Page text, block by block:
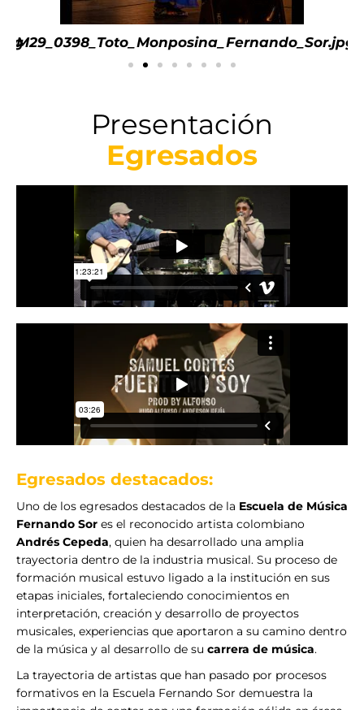
andres-cepeda-musica-y-audio.jpg
Presentación
Egresados
Egresados destacados:
Uno de los egresados destacados de la Escuela de Música
Fernando Sor es el reconocido artista colombiano
Andrés Cepeda, quien ha desarrollado una amplia
trayectoria dentro de la industria musical. Su proceso de
formación musical estuvo ligado a la institución en sus
etapas iniciales, fortaleciendo conocimientos en
interpretación, creación y desarrollo de proyectos
musicales, experiencias que aportaron a su camino dentro
de la música y al desarrollo de su carrera de música.
La trayectoria de artistas que han pasado por procesos
formativos en la Escuela Fernando Sor demuestra la